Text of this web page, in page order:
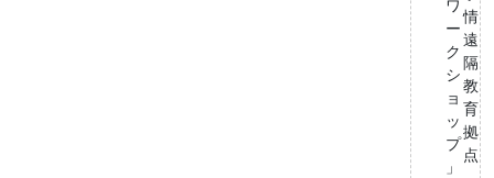
ワ
ー
ク
シ
ョ
ッ
プ
」
情
遠
隔
教
育
拠
点